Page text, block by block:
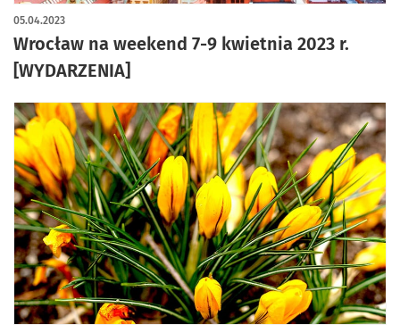
Wrocław na weekend 7-9 kwietnia 2023 r.
[WYDARZENIA]
05.04.2023